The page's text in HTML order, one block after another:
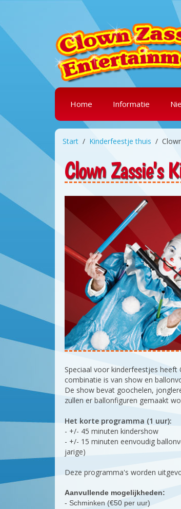
Home Informatie
Start Kinderfeestje thuis
Clown Zassie's
Speciaal voor kinderfeestjes
combinatie is van show en
De show bevat goochelen,
zullen er ballonfiguren gemaakt
Het korte programma (1 uur):
- +/- 45 minuten kindershow
- +/- 15 minuten eenvoudig
jarige)
Deze programma's worden
Aanvullende mogelijkheden:
- Schminken (€50 per uur)